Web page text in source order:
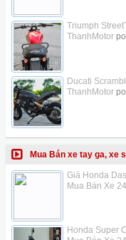
Triumph
ThanhMotor
Ducati
ThanhMotor
Mua Bán xe tay ga, xe
Giá Honda
Mua Bán Xe
Honda Super